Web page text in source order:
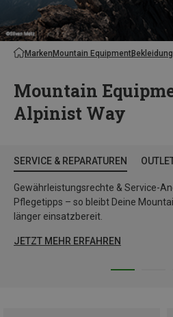
MarkenMountain EquipmentBekleidung
Mountain
Alpinist Way
SERVICE & REPARATUREN
Gewährleistungsrechte & Service-
Pflegetipps – so bleibt Deine
länger einsatzbereit.
JETZT MEHR ERFAHREN